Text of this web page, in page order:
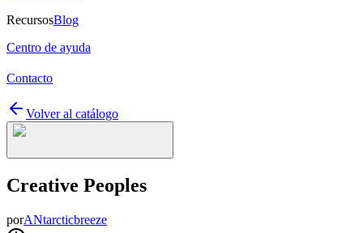
RecursosBlog
Centro de ayuda
Contacto
Volver al catálogo
Creative Peoples
porANtarcticbreeze